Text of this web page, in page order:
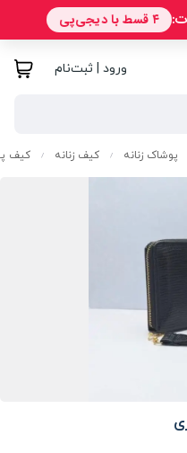
ورود | ثبت‌نام
پوشاک زنانه / کیف زنانه / کیف